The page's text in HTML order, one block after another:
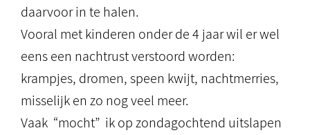
daarvoor in te halen.
Vooral met kinderen onder de 4 jaar wil er wel
eens een nachtrust verstoord worden:
krampjes, dromen, speen kwijt, nachtmerries,
misselijk en zo nog veel meer.
Vaak “mocht” ik op zondagochtend uitslapen